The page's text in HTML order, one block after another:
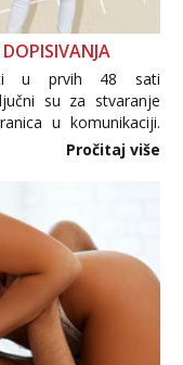
u prvih 48 sati
su za stvaranje
u komunikaciji.
osobnih ili intimnih
nije zaslužila to
Pročitaj više